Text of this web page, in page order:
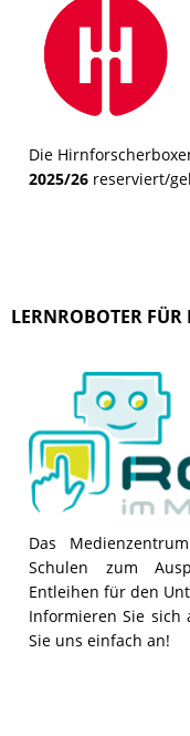
Die
2025/26 reserviert/
LERNROBOTER
Das
Schulen zum
Entleihen für den
Informieren Sie sich
Sie uns einfach an!